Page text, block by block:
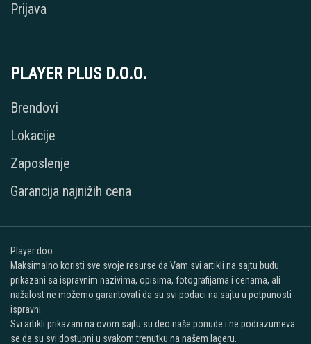
Prijava
PLAYER PLUS D.O.O.
Brendovi
Lokacije
Zaposlenje
Garancija najnižih cena
Player doo
Maksimalno koristi sve svoje resurse da Vam svi artikli na sajtu budu
prikazani sa ispravnim nazivima, opisima, fotografijama i cenama, ali
nažalost ne možemo garantovati da su svi podaci na sajtu u potpunosti
ispravni.
Svi artikli prikazani na ovom sajtu su deo naše ponude i ne podrazumeva
se da su svi dostupni u svakom trenutku na našem lageru.